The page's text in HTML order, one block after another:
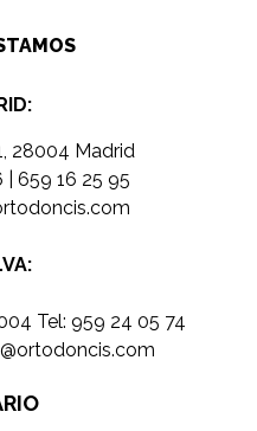
28004 Madrid
659 16 25 95
Tel: 959 24 05 74